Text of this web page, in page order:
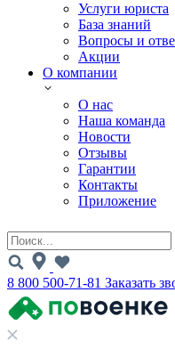
Услуги юриста
База знаний
Вопросы и
Акции
О компании
О нас
Наша команда
Новости
Отзывы
Гарантии
Контакты
Приложение
8 800 500-71-81 Заказать